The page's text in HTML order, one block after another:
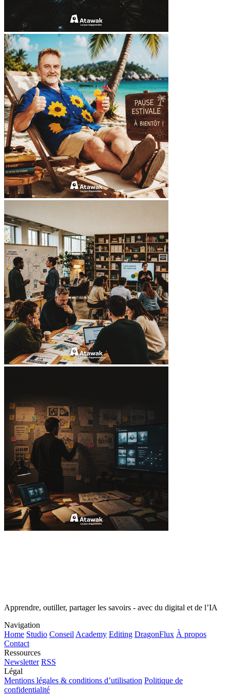
Apprendre, outiller, partager les savoirs - avec du digital et de l’IA
Navigation
Home Studio Conseil Academy Editing DragonFlux À propos
Contact
Ressources
Newsletter RSS
Légal
Mentions légales & conditions d’utilisation Politique de
confidentialité